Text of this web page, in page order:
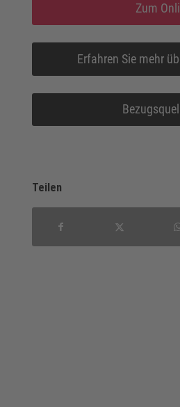
Zum
Erfahren Sie mehr
Teilen